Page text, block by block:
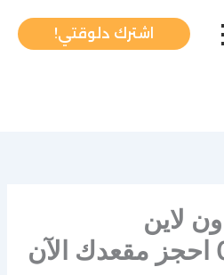
اشترك دلوقتي!
لاين